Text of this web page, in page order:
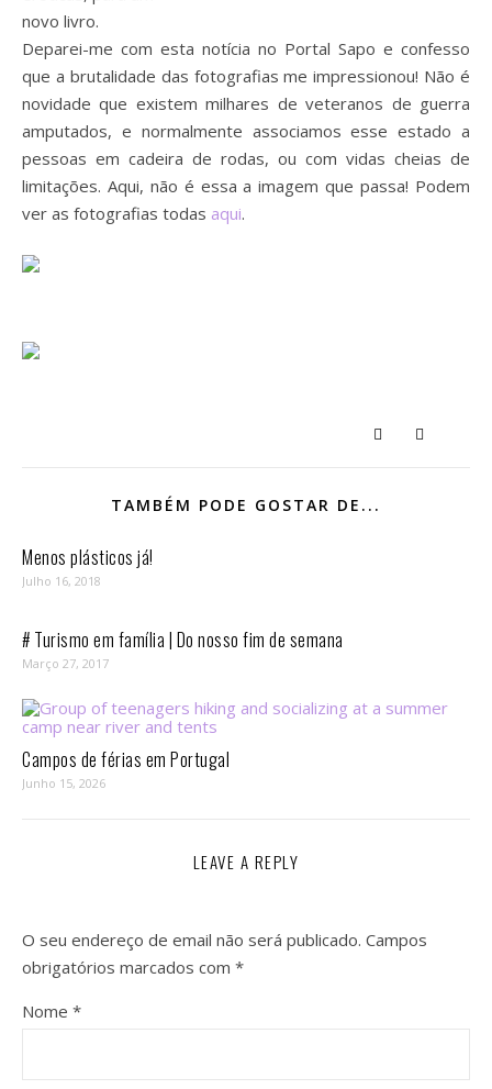
novo livro.
Deparei-me com esta notícia no Portal Sapo e confesso
que a brutalidade das fotografias me impressionou! Não é
novidade que existem milhares de veteranos de guerra
amputados, e normalmente associamos esse estado a
pessoas em cadeira de rodas, ou com vidas cheias de
limitações. Aqui, não é essa a imagem que passa! Podem
ver as fotografias todas aqui.
TAMBÉM PODE GOSTAR DE...
Menos plásticos já!
Julho 16, 2018
# Turismo em família | Do nosso fim de semana
Março 27, 2017
Campos de férias em Portugal
Junho 15, 2026
LEAVE A REPLY
O seu endereço de email não será publicado. Campos
obrigatórios marcados com *
Nome *